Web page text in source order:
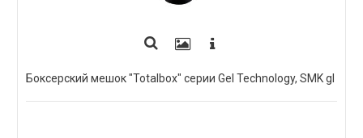
Боксерский мешок "Totalbox" серии Gel Technology, SMK gl